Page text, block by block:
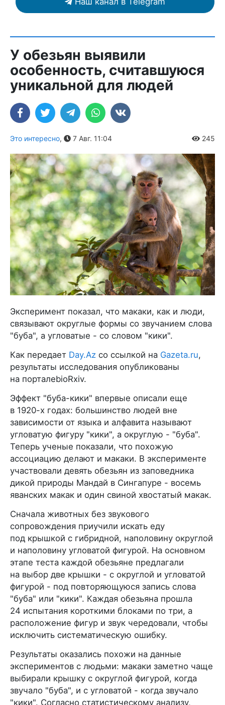
У обезьян выявили
особенность, считавшуюся
уникальной для людей
Это интересно, 7 Авг. 11:04 245
Эксперимент показал, что макаки, как и люди,
связывают округлые формы со звучанием слова
"буба", а угловатые - со словом "кики".
Как передает Day.Az со ссылкой на Gazeta.ru,
результаты исследования опубликованы
на порталеbioRxiv.
Эффект "буба-кики" впервые описали еще
в 1920-х годах: большинство людей вне
зависимости от языка и алфавита называют
угловатую фигуру "кики", а округлую - "буба".
Теперь ученые показали, что похожую
ассоциацию делают и макаки. В эксперименте
участвовали девять обезьян из заповедника
дикой природы Мандай в Сингапуре - восемь
яванских макак и один свиной хвостатый макак.
Сначала животных без звукового
сопровождения приучили искать еду
под крышкой с гибридной, наполовину округлой
и наполовину угловатой фигурой. На основном
этапе теста каждой обезьяне предлагали
на выбор две крышки - с округлой и угловатой
фигурой - под повторяющуюся запись слова
"буба" или "кики". Каждая обезьяна прошла
24 испытания короткими блоками по три, а
расположение фигур и звук чередовали, чтобы
исключить систематическую ошибку.
Результаты оказались похожи на данные
экспериментов с людьми: макаки заметно чаще
выбирали крышку с округлой фигурой, когда
звучало "буба", и с угловатой - когда звучало
"кики". Согласно статистическому анализу,